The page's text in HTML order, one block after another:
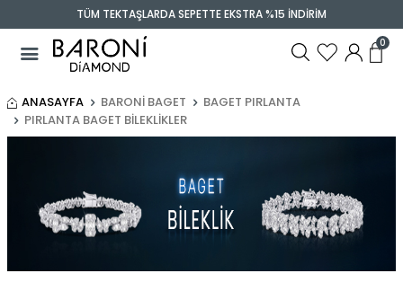
TÜM TEKTAŞLARDA SEPETTE EKSTRA %15 İNDİRİM
0
ANASAYFA BARONI BAGET
BAGET PIRLANTA
PIRLANTA BAGET BILEKLIKLER